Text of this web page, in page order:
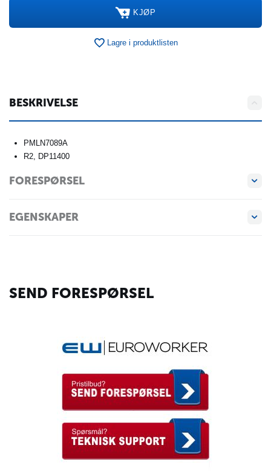
KJØP
Lagre i produktlisten
BESKRIVELSE
PMLN7089A
R2, DP11400
FORESPØRSEL
EGENSKAPER
SEND FORESPØRSEL